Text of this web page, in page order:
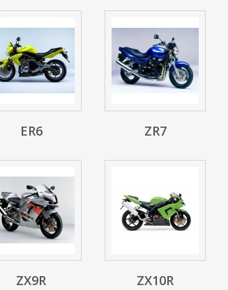
ER6 ZR7
ZX9R ZX10R